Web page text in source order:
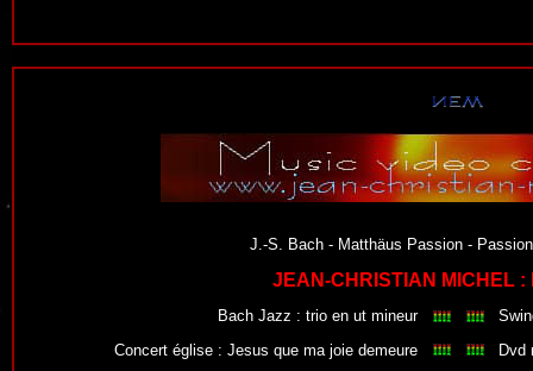
J.-S. Bach - Matthäus Passion -
JEAN-CHRISTIAN MICHEL
Bach Jazz : trio en ut mineur
Concert église : Jesus que ma joie demeure Dvd